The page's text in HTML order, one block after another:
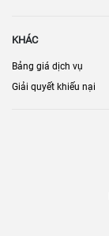
KHÁC
Bảng giá dịch vụ
Giải quyết khiếu nại